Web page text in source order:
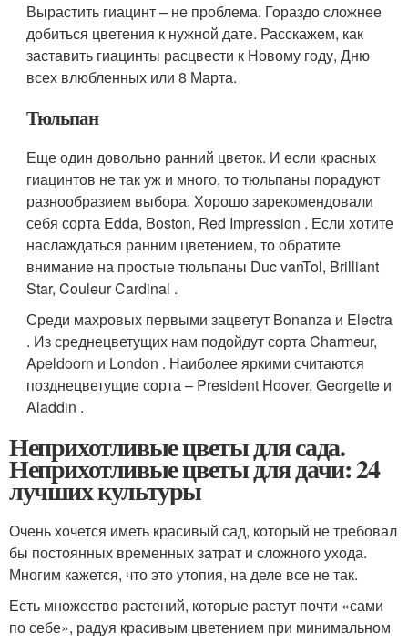
Вырастить гиацинт – не проблема. Гораздо сложнее
добиться цветения к нужной дате. Расскажем, как
заставить гиацинты расцвести к Новому году, Дню
всех влюбленных или 8 Марта.
Тюльпан
Еще один довольно ранний цветок. И если красных
гиацинтов не так уж и много, то тюльпаны порадуют
разнообразием выбора. Хорошо зарекомендовали
себя сорта Edda, Boston, Red Impression . Если хотите
наслаждаться ранним цветением, то обратите
внимание на простые тюльпаны Duc vanTol, Brilliant
Star, Couleur Cardinal .
Среди махровых первыми зацветут Bonanza и Electra
. Из среднецветущих нам подойдут сорта Charmeur,
Apeldoorn и London . Наиболее яркими считаются
позднецветущие сорта – President Hoover, Georgette и
Aladdin .
Неприхотливые цветы для сада.
Неприхотливые цветы для дачи: 24
лучших культуры
Очень хочется иметь красивый сад, который не требовал
бы постоянных временных затрат и сложного ухода.
Многим кажется, что это утопия, на деле все не так.
Есть множество растений, которые растут почти «сами
по себе», радуя красивым цветением при минимальном